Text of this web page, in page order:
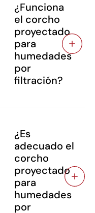
¿Funciona
el corcho
proyectado
para
humedades
por
filtración?
¿Es
adecuado el
corcho
proyectado
para
humedades
por